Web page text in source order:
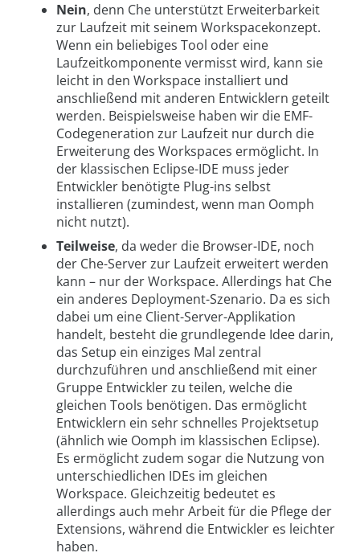
Nein, denn Che unterstützt Erweiterbarkeit
zur Laufzeit mit seinem Workspacekonzept.
Wenn ein beliebiges Tool oder eine
Laufzeitkomponente vermisst wird, kann sie
leicht in den Workspace installiert und
anschließend mit anderen Entwicklern geteilt
werden. Beispielsweise haben wir die EMF-
Codegeneration zur Laufzeit nur durch die
Erweiterung des Workspaces ermöglicht. In
der klassischen Eclipse-IDE muss jeder
Entwickler benötigte Plug-ins selbst
installieren (zumindest, wenn man Oomph
nicht nutzt).
Teilweise, da weder die Browser-IDE, noch
der Che-Server zur Laufzeit erweitert werden
kann – nur der Workspace. Allerdings hat Che
ein anderes Deployment-Szenario. Da es sich
dabei um eine Client-Server-Applikation
handelt, besteht die grundlegende Idee darin,
das Setup ein einziges Mal zentral
durchzuführen und anschließend mit einer
Gruppe Entwickler zu teilen, welche die
gleichen Tools benötigen. Das ermöglicht
Entwicklern ein sehr schnelles Projektsetup
(ähnlich wie Oomph im klassischen Eclipse).
Es ermöglicht zudem sogar die Nutzung von
unterschiedlichen IDEs im gleichen
Workspace. Gleichzeitig bedeutet es
allerdings auch mehr Arbeit für die Pflege der
Extensions, während die Entwickler es leichter
haben.